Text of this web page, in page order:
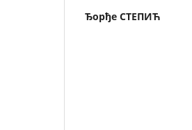
Ђорђе СТЕПИЋ